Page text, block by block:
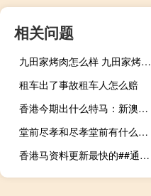
相关问题
九田家烤肉怎么样 九田家烤肉加盟总公司
租车出了事故租车人怎么赔
香港今期出什么特马：新澳历史开奖记录查询结果今天-通俗的最新解答-2785.3D.A703
堂前尽孝和尽孝堂前有什么分别 堂前尽孝是什么意思
香港马资料更新最快的##通俗的数据对比解释落实-1432.3D.A281